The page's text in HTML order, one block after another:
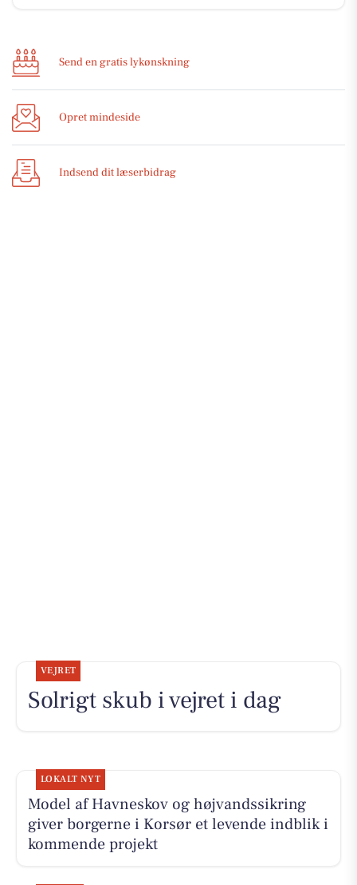
Send en gratis lykønskning
Opret mindeside
Indsend dit læserbidrag
VEJRET
Solrigt skub i vejret i dag
LOKALT NYT
Model af Havneskov og højvandssikring
giver borgerne i Korsør et levende indblik i
kommende projekt